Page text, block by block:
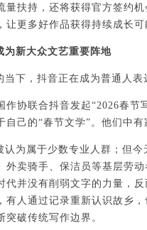
量扶持，还将获得官方签约
更多好作品获得持续成长可
为新大众文艺重要阵地
下，抖音正在成为普通人表
作协联合抖音发起“2026春
己的“春节文学”。他们中
认为属于少数专业人群；但
卖骑手、保洁员等基层劳动
代并没有削弱文字的力量，
有人通过记录重新认识故乡
破传统写作边界。